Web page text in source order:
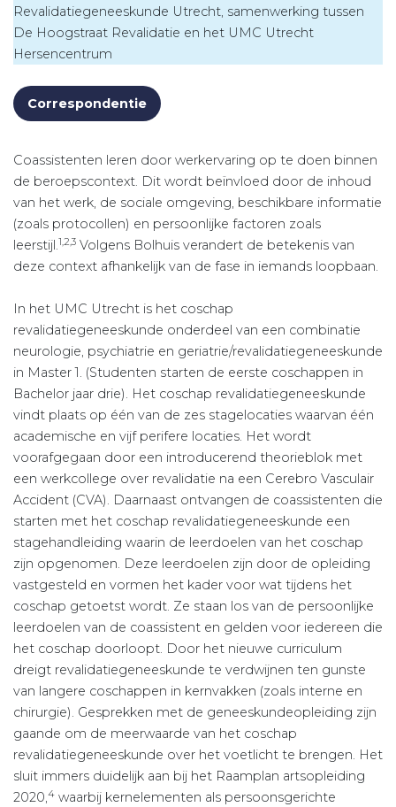
Revalidatiegeneeskunde Utrecht, samenwerking tussen
De Hoogstraat Revalidatie en het UMC Utrecht
Hersencentrum
Correspondentie
Coassistenten leren door werkervaring op te doen binnen
de beroepscontext. Dit wordt beïnvloed door de inhoud
van het werk, de sociale omgeving, beschikbare informatie
(zoals protocollen) en persoonlijke factoren zoals
leerstijl.1,2,3 Volgens Bolhuis verandert de betekenis van
deze context afhankelijk van de fase in iemands loopbaan.
In het UMC Utrecht is het coschap
revalidatiegeneeskunde onderdeel van een combinatie
neurologie, psychiatrie en geriatrie/revalidatiegeneeskunde
in Master 1. (Studenten starten de eerste coschappen in
Bachelor jaar drie). Het coschap revalidatiegeneeskunde
vindt plaats op één van de zes stagelocaties waarvan één
academische en vijf perifere locaties. Het wordt
voorafgegaan door een introducerend theorieblok met
een werkcollege over revalidatie na een Cerebro Vasculair
Accident (CVA). Daarnaast ontvangen de coassistenten die
starten met het coschap revalidatiegeneeskunde een
stagehandleiding waarin de leerdoelen van het coschap
zijn opgenomen. Deze leerdoelen zijn door de opleiding
vastgesteld en vormen het kader voor wat tijdens het
coschap getoetst wordt. Ze staan los van de persoonlijke
leerdoelen van de coassistent en gelden voor iedereen die
het coschap doorloopt. Door het nieuwe curriculum
dreigt revalidatiegeneeskunde te verdwijnen ten gunste
van langere coschappen in kernvakken (zoals interne en
chirurgie). Gesprekken met de geneeskundeopleiding zijn
gaande om de meerwaarde van het coschap
revalidatiegeneeskunde over het voetlicht te brengen. Het
sluit immers duidelijk aan bij het Raamplan artsopleiding
2020,4 waarbij kernelementen als persoonsgerichte